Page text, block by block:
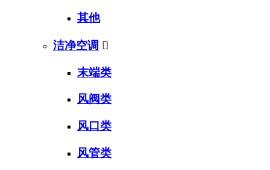
其他
洁净空调 
末端类
风阀类
风口类
风管类